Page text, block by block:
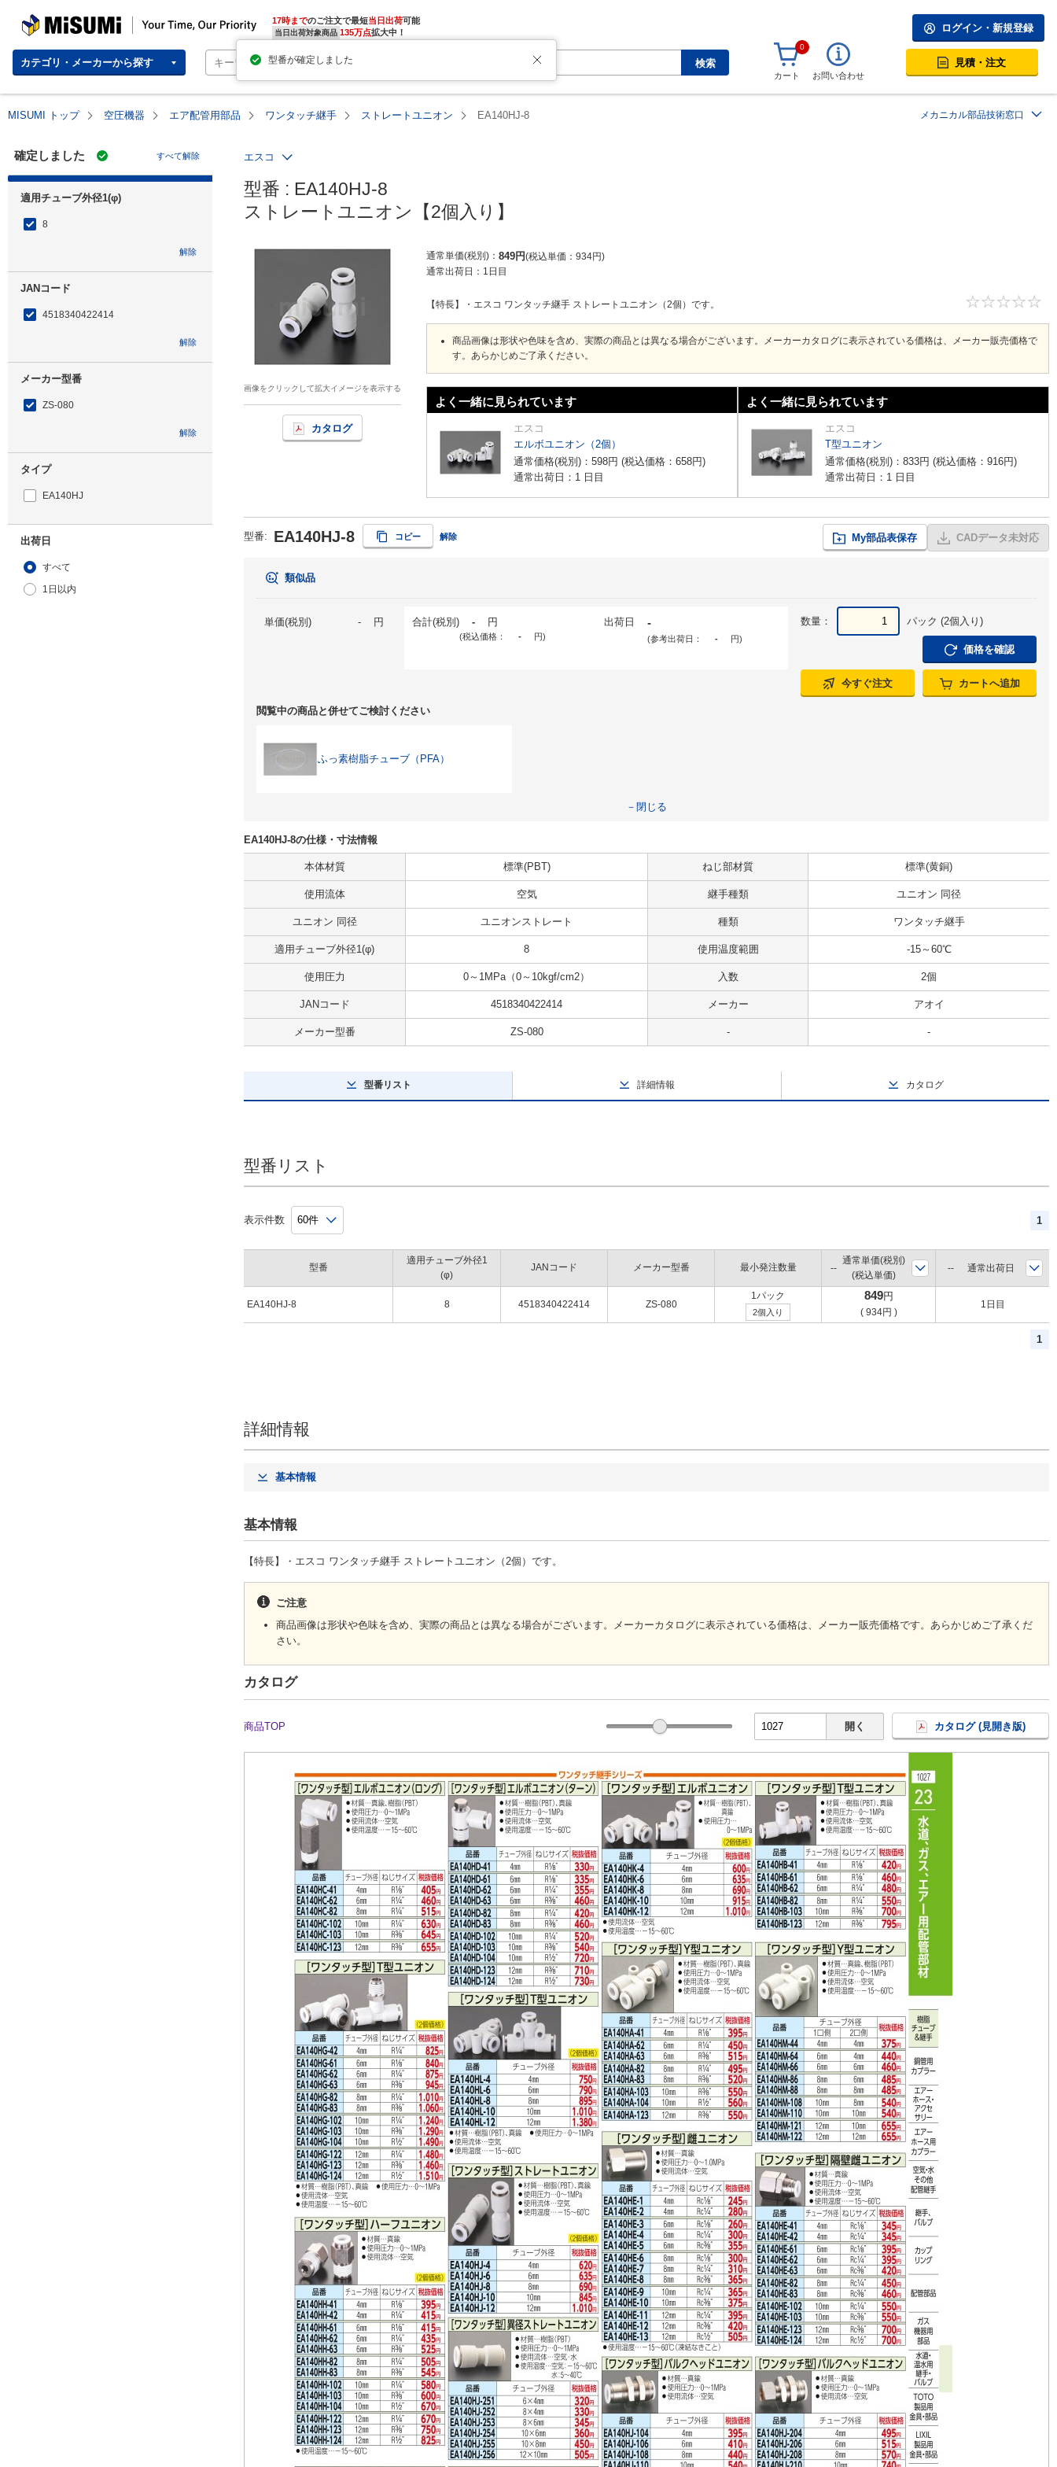
MISUMI | Your Time, Our Priority 17時までのご注文で最短当日出荷
当日出荷対象商品 135万点拡大中！
カテゴリ・メーカーから探す 検索
ログイン・新規登録
0
カート お問い合わせ
見積・注文
MISUMI トップ 空圧機器 エア配管用部品 ワンタッチ継手 ストレートユニオン EA140HJ-8 メカニカル部品技術窓口
確定しました すべて解除
適用チューブ外径1(φ)
8
解除
JANコード
4518340422414
解除
メーカー型番
ZS-080
解除
タイプ
EA140HJ
出荷日
すべて
1日以内
エスコ
型番 : EA140HJ-8
ストレートユニオン【2個入り】
画像をクリックして拡大イメージを表示する
カタログ
通常単価(税別) 849円 税込単価 934円
通常出荷日： 1日目
【特長】・エスコ ワンタッチ継手 ストレートユニオン（2個）です。
商品画像は形状や色味を含め、実際の商品とは異なる場合がございます。メーカーカタログに表示されている価格は、メーカー販売価格で
す。あらかじめご了承ください。
よく一緒に見られています
エスコ
エルボユニオン（2個）
通常価格(税別)： 598円 (税込価格： 658円)
通常出荷日：1 日目
よく一緒に見られています
エスコ
T型ユニオン
通常価格(税別)： 833円 (税込価格： 916円)
通常出荷日：1 日目
型番: EA140HJ-8 コピー 解除 My部品表保存 CADデータ未対応
類似品
単価(税別) - 円 合計(税別) - 円
(税込価格： - 円)
出荷日 -
(参考出荷日： - 円)
数量： パック (2個入り)
価格を確認
今すぐ注文 カートへ追加
閲覧中の商品と併せてご検討ください
ふっ素樹脂チューブ（PFA）
－閉じる
EA140HJ-8の仕様・寸法情報
本体材質 標準(PBT) ねじ部材質 標準(黄銅)
使用流体 空気 継手種類 ユニオン 同径
ユニオン 同径 ユニオンストレート 種類 ワンタッチ継手
適用チューブ外径1(φ) 8 使用温度範囲 -15～60℃
使用圧力 0～1MPa（0～10kgf/cm2） 入数 2個
JANコード 4518340422414 メーカー アオイ
メーカー型番 ZS-080 - -
型番リスト 詳細情報 カタログ
型番リスト
表示件数 1
型番
EA140HJ-8
適用チューブ外径1
(φ)
JANコード メーカー型番 最小発注数量
8 4518340422414 ZS-080
1パック
2個入り
通常単価(税別)
(税込単価)
通常出荷日
849円
( 934円 )
1日目
1
詳細情報
基本情報
基本情報
【特長】・エスコ ワンタッチ継手 ストレートユニオン（2個）です。
ご注意
商品画像は形状や色味を含め、実際の商品とは異なる場合がございます。メーカーカタログに表示されている価格は、メーカー販売価格です。あらかじめご了承くだ
さい。
カタログ
商品TOP 開く カタログ (見開き版)